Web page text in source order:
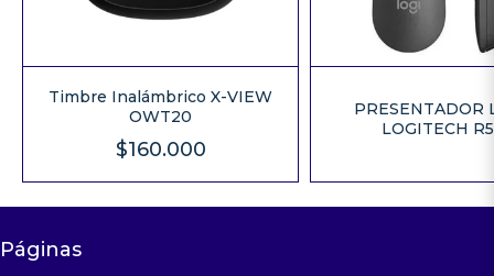
Timbre Inalámbrico X-VIEW
OWT20
$160.000
PRESENTADOR
LOGITECH
Páginas